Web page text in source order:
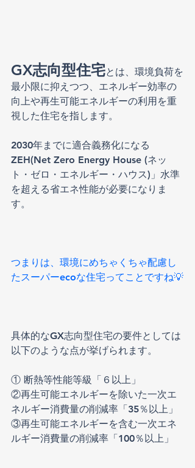
GX志向型住宅とは、環境負荷を
最小限に抑えつつ、エネルギー効率の
向上や再生可能エネルギーの利用を重
視した住宅を指します。
2030年までに適合義務化になる
ZEH(Net Zero Energy House (ネッ
ト・ゼロ・エネルギー・ハウス)」水準
を超える省エネ性能が必要になりま
す。
つまりは、環境にめちゃくちゃ配慮し
たスーパーecoな住宅ってことですね💡
具体的なGX志向型住宅の要件としては
以下のような点が挙げられます。
① 断熱等性能等級「６以上」
②再生可能エネルギーを除いた一次エ
ネルギー消費量の削減率「35％以上」
③再生可能エネルギーを含む一次エネ
ルギー消費量の削減率「100％以上」